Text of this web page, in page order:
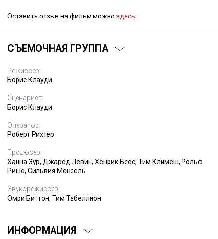
Оставить отзыв на фильм можно здесь
СЪЕМОЧНАЯ ГРУППА
Режиссёр:
Борис Клауди
Сценарист:
Борис Клауди
Оператор:
Роберт Рихтер
Продюсер:
Ханна Зур, Джаред Левин, Хенрик Боес, Тим Климеш, Рольф
Рише, Сильвия Мензель
Звукорежиссёр:
Омри Биттон, Тим Табеллион
ИНФОРМАЦИЯ